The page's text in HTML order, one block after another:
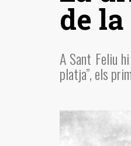
de
A Sant Feliu
platja”, els